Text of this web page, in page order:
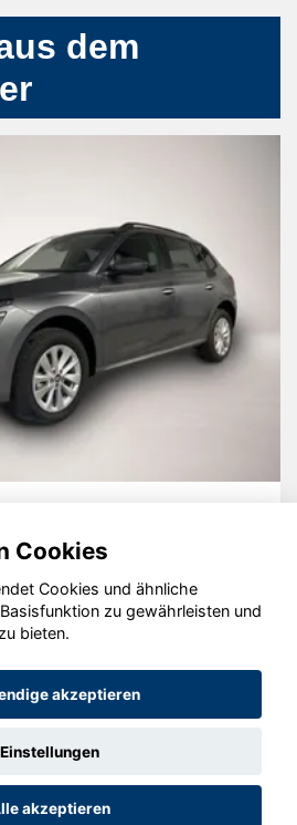
dem
GmbH 2020 - 2026
Cookies
Cookies und ähnliche
zu gewährleisten und
bieten.
akzeptieren
Einstellungen
akzeptieren